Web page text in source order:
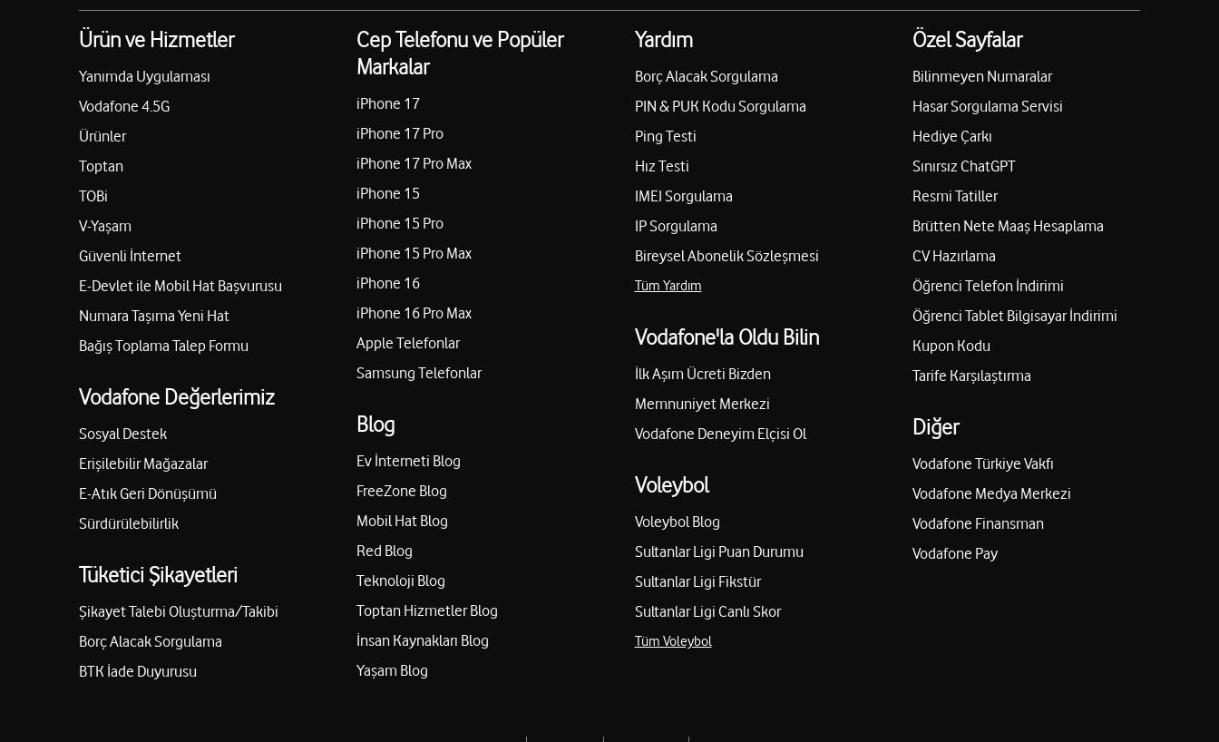
Ürün ve Hizmetler
Yanımda Uygulaması
Vodafone 4.5G
Ürünler
Toptan
TOBi
V-Yaşam
Güvenli İnternet
E-Devlet ile Mobil Hat Başvurusu
Numara Taşıma Yeni Hat
Bağış Toplama Talep Formu
Vodafone Değerlerimiz
Sosyal Destek
Erişilebilir Mağazalar
E-Atık Geri Dönüşümü
Sürdürülebilirlik
Tüketici Şikayetleri
Şikayet Talebi Oluşturma/Takibi
Borç Alacak Sorgulama
BTK İade Duyurusu
Cep Telefonu ve Popüler
Markalar
iPhone 17
iPhone 17 Pro
iPhone 17 Pro Max
iPhone 15
iPhone 15 Pro
iPhone 15 Pro Max
iPhone 16
iPhone 16 Pro Max
Apple Telefonlar
Samsung Telefonlar
Blog
Ev İnterneti Blog
FreeZone Blog
Mobil Hat Blog
Red Blog
Teknoloji Blog
Toptan Hizmetler Blog
İnsan Kaynakları Blog
Yaşam Blog
Yardım
Borç Alacak Sorgulama
PIN & PUK Kodu Sorgulama
Ping Testi
Hız Testi
IMEI Sorgulama
IP Sorgulama
Bireysel Abonelik Sözleşmesi
Tüm Yardım
Vodafone'la Oldu Bilin
İlk Aşım Ücreti Bizden
Memnuniyet Merkezi
Vodafone Deneyim Elçisi Ol
Voleybol
Voleybol Blog
Sultanlar Ligi Puan Durumu
Sultanlar Ligi Fikstür
Sultanlar Ligi Canlı Skor
Tüm Voleybol
Özel Sayfalar
Bilinmeyen Numaralar
Hasar Sorgulama Servisi
Hediye Çarkı
Sınırsız ChatGPT
Resmi Tatiller
Brütten Nete Maaş Hesaplama
CV Hazırlama
Öğrenci Telefon İndirimi
Öğrenci Tablet Bilgisayar İndirimi
Kupon Kodu
Tarife Karşılaştırma
Diğer
Vodafone Türkiye Vakfı
Vodafone Medya Merkezi
Vodafone Finansman
Vodafone Pay